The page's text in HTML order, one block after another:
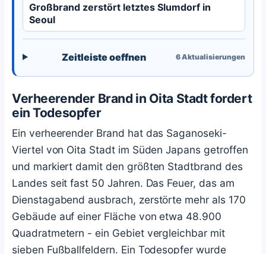
Großbrand zerstört letztes Slumdorf in
Seoul
Zeitleiste oeffnen 6Aktualisierungen
Verheerender Brand in Oita Stadt fordert
ein Todesopfer
Ein verheerender Brand hat das Saganoseki-
Viertel von Oita Stadt im Süden Japans getroffen
und markiert damit den größten Stadtbrand des
Landes seit fast 50 Jahren. Das Feuer, das am
Dienstagabend ausbrach, zerstörte mehr als 170
Gebäude auf einer Fläche von etwa 48.900
Quadratmetern - ein Gebiet vergleichbar mit
sieben Fußballfeldern. Ein Todesopfer wurde